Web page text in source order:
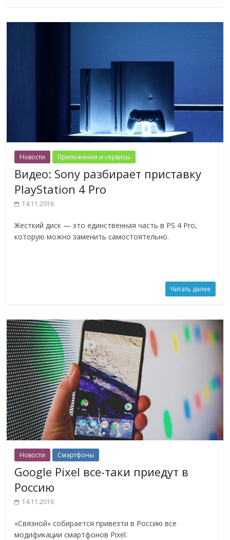
Новости Приложения и сервисы
Видео: Sony разбирает приставку
PlayStation 4 Pro
14.11.2016
Жесткий диск — это единственная часть в PS 4 Pro,
которую можно заменить самостоятельно.
Читать далее
Новости Смартфоны
Google Pixel все-таки приедут в
Россию
14.11.2016
«Связной» собирается привезти в Россию все
модификации смартфонов Pixel.